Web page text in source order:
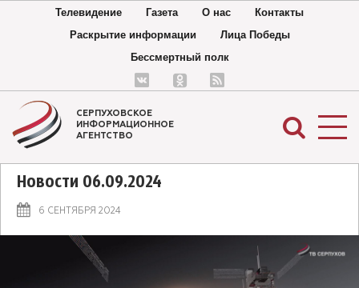
Телевидение Газета О нас
Контакты
Раскрытие информации
Лица Победы
Бессмертный полк
СЕРПУХОВСКОЕ
ИНФОРМАЦИОННОЕ
АГЕНТСТВО
Новости 06.09.2024
6 СЕНТЯБРЯ 2024